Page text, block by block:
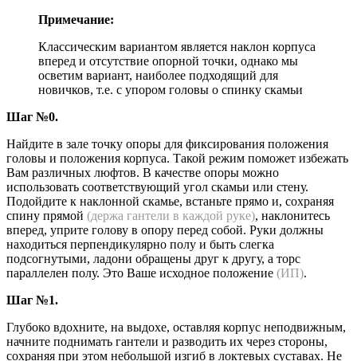
Примечание:
Классическим вариантом является наклон корпуса
вперед и отсутствие опорной точки, однако мы
осветим вариант, наиболее подходящий для
новичков, т.е. с упором головы о спинку скамьи
Шаг №0.
Найдите в зале точку опоры для фиксирования положения
головы и положения корпуса. Такой режим поможет избежать
Вам различных люфтов. В качестве опоры можно
использовать соответствующий угол скамьи или стену.
Подойдите к наклонной скамье, встаньте прямо и, сохраняя
спину прямой (держа гантели в каждой руке), наклонитесь
вперед, уприте голову в опору перед собой. Руки должны
находиться перпендикулярно полу и быть слегка
подсогнутыми, ладони обращены друг к другу, а торс
параллелен полу. Это Ваше исходное положение (ИП).
Шаг №1.
Глубоко вдохните, на выдохе, оставляя корпус неподвижным,
начните поднимать гантели и разводить их через стороны,
сохраняя при этом небольшой изгиб в локтевых суставах. Не